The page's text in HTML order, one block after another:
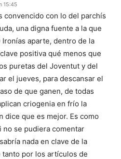
15:45
convencido con lo del parchís
una digna fuente a la que
Ironías aparte, dentro de la
positiva qué menos que
puretas del Joventut y del
el jueves, para descansar el
de que ganen, de todas
criogenia en frío la
dice que es mejor. Es como
no se pudiera comentar
nada en clave de la
tanto por los artículos de